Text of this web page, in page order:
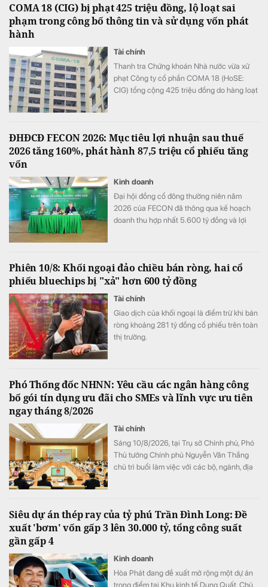
COMA 18 (CIG) bị phạt 425 triệu đồng, lộ loạt sai
phạm trong công bố thông tin và sử dụng vốn phát
hành
Tài chính
Thanh tra Chứng khoán Nhà nước vừa xử
phạt Công ty cổ phần COMA 18 (HoSE:
CIG) tổng cộng 425 triệu đồng do hàng loạt
được trong đợt chào bán cổ phiếu riêng lẻ
năm 2025 nhưng chưa được Đại hội đồng
ĐHĐCĐ FECON 2026: Mục tiêu lợi nhuận sau thuế
2026 tăng 160%, phát hành 87,5 triệu cổ phiếu tăng
vốn
Kinh doanh
Đại hội đồng cổ đông thường niên năm
2026 của FECON đã thông qua kế hoạch
doanh thu hợp nhất 5.600 tỷ đồng và lợi
tài chính, tăng vốn, nâng cao hiệu quả dòng
tiền và tập trung nguồn lực cho các lĩnh vực
tâm trong giai đoạn phát triển mới.
Phiên 10/8: Khối ngoại đảo chiều bán ròng, hai cổ
phiếu bluechips bị "xả" hơn 600 tỷ đồng
Tài chính
Giao dịch của khối ngoại là điểm trừ khi bán
ròng khoảng 281 tỷ đồng cổ phiếu trên toàn
thị trường.
Phó Thống đốc NHNN: Yêu cầu các ngân hàng công
bố gói tín dụng ưu đãi cho SMEs và lĩnh vực ưu tiên
ngay tháng 8/2026
Tài chính
Sáng 10/8/2026, tại Trụ sở Chính phủ, Phó
Thủ tướng Chính phủ Nguyễn Văn Thắng
chủ trì buổi làm việc với các bộ, ngành, địa
Siêu dự án thép ray của tỷ phú Trần Đình Long: Đề
xuất 'bơm' vốn gấp 3 lên 30.000 tỷ, tổng công suất
gần gấp 4
Kinh doanh
Hòa Phát đang đề xuất mở rộng một dự án
trọng điểm tại Khu kinh tế Dung Quất. Chủ